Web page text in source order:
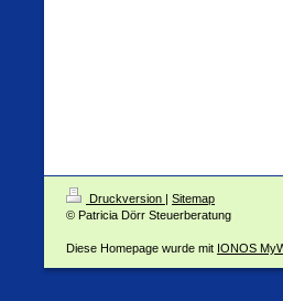
Druckversion | Sitemap
© Patricia Dörr Steuerberatung
Diese Homepage wurde mit IONOS